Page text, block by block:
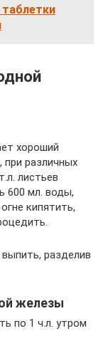
хороший
при различных
листьев
600 мл. воды,
кипятить,
разделив
железы
по 1 ч.л. утром